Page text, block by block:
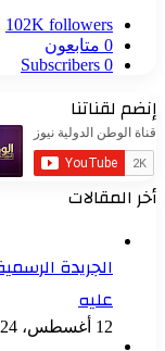
102K followers
0 متابعون
0
Subscribers
إنضم لقناتنا
أخر المقالات
الجريدة
عليه
12 أغسطس، 2024